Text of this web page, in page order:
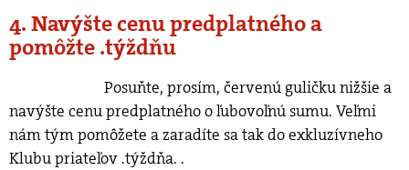
4. Navýšte cenu predplatného a
pomôžte .týždňu
navýšte cenu predplatného o ľubovoľnú sumu. Veľmi
nám tým pomôžete a zaradíte sa tak do exkluzívneho
Klubu priateľov .týždňa. .